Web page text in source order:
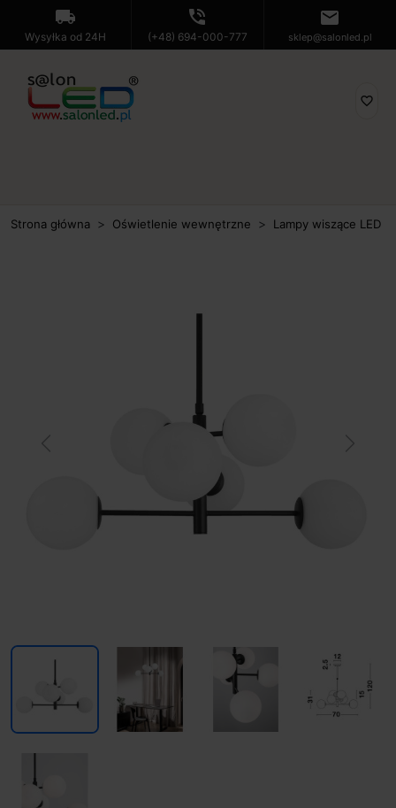
local_shipping
Wysyłka od 24H
phone_in_talk
(+48) 694-000-777
mail
sklep@salonled.pl
favorite_border
Strona główna Oświetlenie wewnętrzne Lampy wiszące LED